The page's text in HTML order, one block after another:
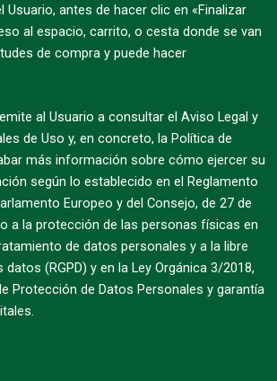
Usuario, antes de hacer clic en «Finalizar
al espacio, carrito, o cesta donde se van
de compra y puede hacer
al Usuario a consultar el Aviso Legal y
de Uso y, en concreto, la Política de
más información sobre cómo ejercer su
según lo establecido en el Reglamento
Europeo y del Consejo, de 27 de
a la protección de las personas físicas en
de datos personales y a la libre
(RGPD) y en la Ley Orgánica 3/2018,
Protección de Datos Personales y garantía